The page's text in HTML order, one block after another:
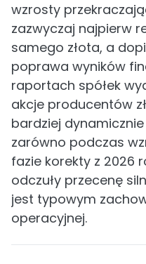
wzrosty
zazwyczaj najpierw
samego złota, a
poprawa wyników
raportach spółek
akcje producentów
bardziej
zarówno podczas
fazie korekty z 2026
odczuły przecenę
jest typowym
operacyjnej.